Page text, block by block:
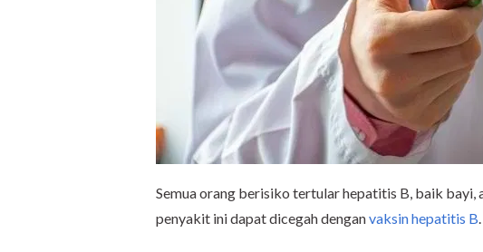
Semua orang berisiko tertular hepatitis B, baik bayi,
penyakit ini dapat dicegah denganvaksin hepatitis B.